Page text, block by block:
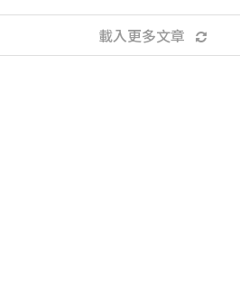
載入更多文章